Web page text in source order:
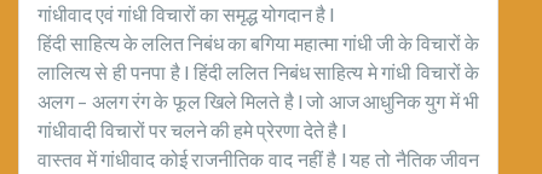
गांधीवाद एवं गांधी विचारों का समृद्ध योगदान है l
हिंदी साहित्य के ललित निबंध का बगिया महात्मा गांधी जी के विचारों के
लालित्य से ही पनपा है l हिंदी ललित निबंध साहित्य मे गांधी विचारों के
अलग – अलग रंग के फूल खिले मिलते है l जो आज आधुनिक युग में भी
गांधीवादी विचारों पर चलने की हमे प्रेरणा देते है l
वास्तव में गांधीवाद कोई राजनीतिक वाद नहीं है l यह तो नैतिक जीवन